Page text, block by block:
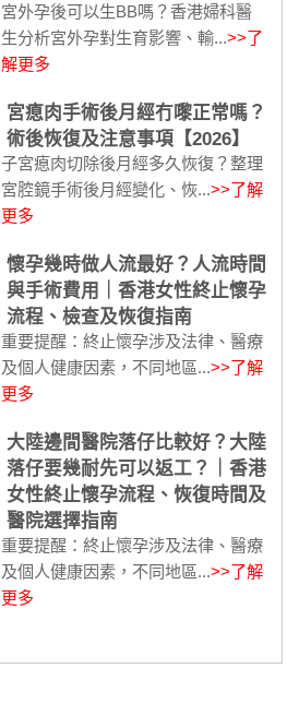
宮外孕後可以生BB嗎？香港婦科醫
生分析宮外孕對生育影響、輸...>>了
解更多
宮瘜肉手術後月經冇嚟正常嗎？
術後恢復及注意事項【2026】
子宮瘜肉切除後月經多久恢復？整理
宮腔鏡手術後月經變化、恢...>>了解
更多
懷孕幾時做人流最好？人流時間
與手術費用｜香港女性終止懷孕
流程、檢查及恢復指南
重要提醒：終止懷孕涉及法律、醫療
及個人健康因素，不同地區...>>了解
更多
大陸邊間醫院落仔比較好？大陸
落仔要幾耐先可以返工？｜香港
女性終止懷孕流程、恢復時間及
醫院選擇指南
重要提醒：終止懷孕涉及法律、醫療
及個人健康因素，不同地區...>>了解
更多